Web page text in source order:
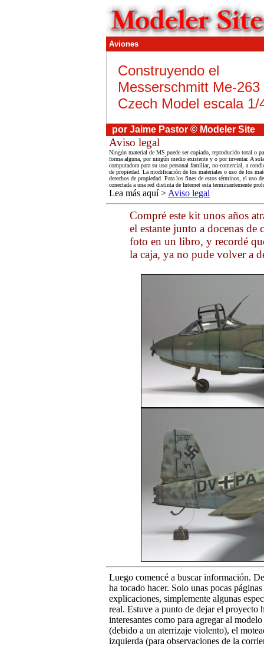
Aviones
Construyendo el
Messerschmitt Me-263
Czech Model escala 1/
por Jaime Pastor © Modeler Site
Aviso legal
Ningún material de MS puede ser copiado, reproducido total o
forma alguna, por ningún medio existente y o por inventar. A
computadora para su uso personal familiar, no-comercial, a
de propiedad. La modificación de los materiales o uso de los
derechos de propiedad. Para los fines de estos términos, el uso
conectada a una red distinta de Internet esta terminantemente
Lea más aquí > Aviso legal
Compré este kit unos años
el estante junto a docenas
foto en un libro, y recordé
la caja, ya no pude volver a
Luego comencé a buscar información.
ha tocado hacer. Solo unas pocas
explicaciones, simplemente algunas
real. Estuve a punto de dejar el proyecto
interesantes como para agregar al
(debido a un aterrizaje violento), el
izquierda (para observaciones de la